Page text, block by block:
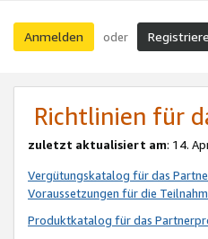
Anmelden oder
Richtlinien für
zuletzt aktualisiert am: 14.
Vergütungskatalog für das
Voraussetzungen für die
Produktkatalog für das